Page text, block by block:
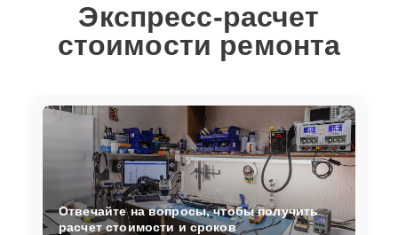
Экспресс-расчет
стоимости ремонта
Отвечайте на вопросы, чтобы получить
расчет стоимости и сроков